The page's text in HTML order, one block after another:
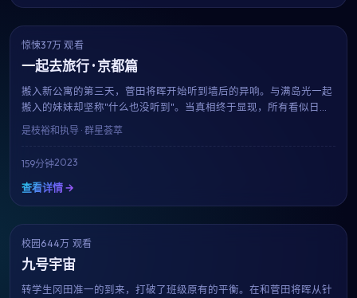
NEW
惊悚37万 观看
一起去旅行 · 京都篇
搬入新公寓的第三天，菅田将晖开始听到墙后的异响。与满岛光一起
搬入的妹妹却坚称"什么也没听到"。当真相终于显现，所有看似日常
的细节都成了恐惧的来源。是枝裕和用极简的音效与克制的镜头，呈
现一部令人后劲十足的心理惊悚片。
是枝裕和执导 · 群星荟萃
159分钟2023
查看详情 →
获奖
校园 644万 观看
九号宇宙
转学生冈田准一的到来，打破了班级原有的平衡。在和菅田将晖从针